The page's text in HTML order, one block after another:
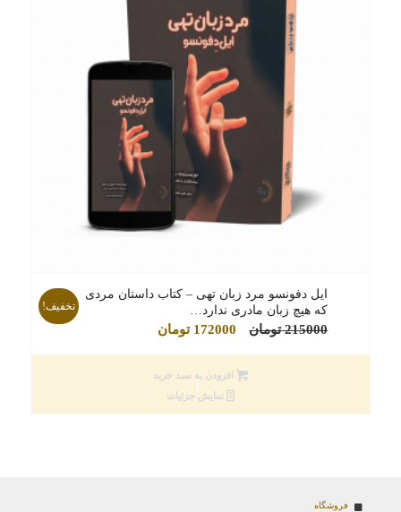
ایل دفونسو مرد زبان تهی – کتاب داستان مردی
که هیچ زبان مادری ندارد…
215000 تومان
قیمت
215000 تومان
بود.
172000 تومانقیمت
تخفیف!
افزودن به سبد خرید
نمایش جزئیات
فروشگاه